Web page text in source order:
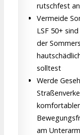
rutschfest
Vermeide
LSF 50+
der
solltest
Werde
am Unterarm